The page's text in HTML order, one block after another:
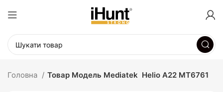
Головна Товар Модель Mediatek Helio A22 MT6761